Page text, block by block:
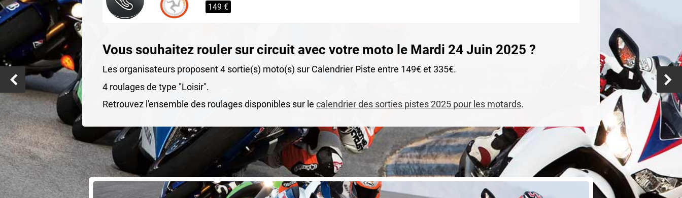
149 €
Vous souhaitez rouler sur circuit avec votre moto le Mardi 24 Juin 2025 ?
Les organisateurs proposent 4 sortie(s) moto(s) sur Calendrier Piste entre 149€ et 335€.
4 roulages de type "Loisir".
Retrouvez l'ensemble des roulages disponibles sur le calendrier des sorties pistes 2025 pour les motards.